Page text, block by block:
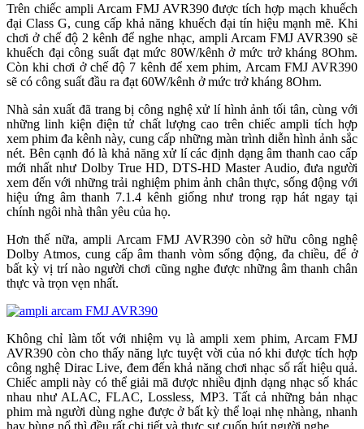
Trên chiếc ampli Arcam FMJ AVR390 được tích hợp mạch khuếch
đại Class G, cung cấp khả năng khuếch đại tín hiệu mạnh mẽ. Khi
chơi ở chế độ 2 kênh để nghe nhạc, ampli Arcam FMJ AVR390 sẽ
khuếch đại công suất đạt mức 80W/kênh ở mức trở kháng 8Ohm.
Còn khi chơi ở chế độ 7 kênh để xem phim, Arcam FMJ AVR390
sẽ có công suất đầu ra đạt 60W/kênh ở mức trở kháng 8Ohm.
Nhà sản xuất đã trang bị công nghệ xử lí hình ảnh tối tân, cùng với
những linh kiện điện tử chất lượng cao trên chiếc ampli tích hợp
xem phim đa kênh này, cung cấp những màn trình diễn hình ảnh sắc
nét. Bên cạnh đó là khả năng xử lí các định dạng âm thanh cao cấp
mới nhất như Dolby True HD, DTS-HD Master Audio, đưa người
xem đến với những trải nghiệm phim ảnh chân thực, sống động với
hiệu ứng âm thanh 7.1.4 kênh giống như trong rạp hát ngay tại
chính ngôi nhà thân yêu của họ.
Hơn thế nữa, ampli Arcam FMJ AVR390 còn sở hữu công nghệ
Dolby Atmos, cung cấp âm thanh vòm sống động, đa chiều, để ở
bất kỳ vị trí nào người chơi cũng nghe được những âm thanh chân
thực và trọn vẹn nhất.
Không chỉ làm tốt với nhiệm vụ là ampli xem phim, Arcam FMJ
AVR390 còn cho thấy năng lực tuyệt vời của nó khi được tích hợp
công nghệ Dirac Live, đem đến khả năng chơi nhạc số rất hiệu quả.
Chiếc ampli này có thể giải mã được nhiều định dạng nhạc số khác
nhau như ALAC, FLAC, Lossless, MP3. Tất cả những bản nhạc
phim mà người dùng nghe được ở bất kỳ thể loại nhẹ nhàng, nhanh
hay bùng nổ thì đều rất chi tiết và thực sự cuốn hút người nghe.